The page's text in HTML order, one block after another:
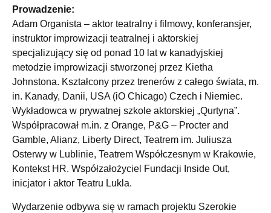
Prowadzenie:
Adam Organista – aktor teatralny i filmowy, konferansjer,
instruktor improwizacji teatralnej i aktorskiej
specjalizujący się od ponad 10 lat w kanadyjskiej
metodzie improwizacji stworzonej przez Kietha
Johnstona. Kształcony przez trenerów z całego świata, m.
in. Kanady, Danii, USA (iO Chicago) Czech i Niemiec.
Wykładowca w prywatnej szkole aktorskiej „Qurtyna”.
Współpracował m.in. z Orange, P&G – Procter and
Gamble, Alianz, Liberty Direct, Teatrem im. Juliusza
Osterwy w Lublinie, Teatrem Współczesnym w Krakowie,
Kontekst HR. Współzałożyciel Fundacji Inside Out,
inicjator i aktor Teatru Lukla.
Wydarzenie odbywa się w ramach projektu Szerokie